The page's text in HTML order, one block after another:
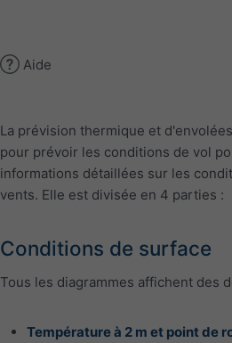
Aide
La prévision thermique et
pour prévoir les conditions de vol
informations détaillées sur les
vents. Elle est divisée en 4 parties :
Conditions de surface
Tous les diagrammes affichent des
Température à 2 m et point de